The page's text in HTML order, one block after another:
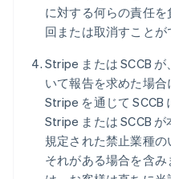
に対する何らの責任
回または取消すことが
Stripe または SCCB
いて報告を求めた場
Stripe を通じて SCCB
Stripe または SCCB
規定された禁止業種
それがある場合を含